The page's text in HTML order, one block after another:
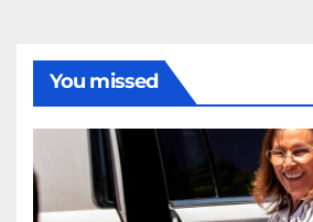
You missed